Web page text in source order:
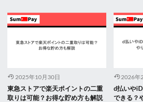
2025年10月30日
東急ストアで楽天ポイントの二重
取りは可能？お得な貯め方も解説
2026年
d払いや
できる？